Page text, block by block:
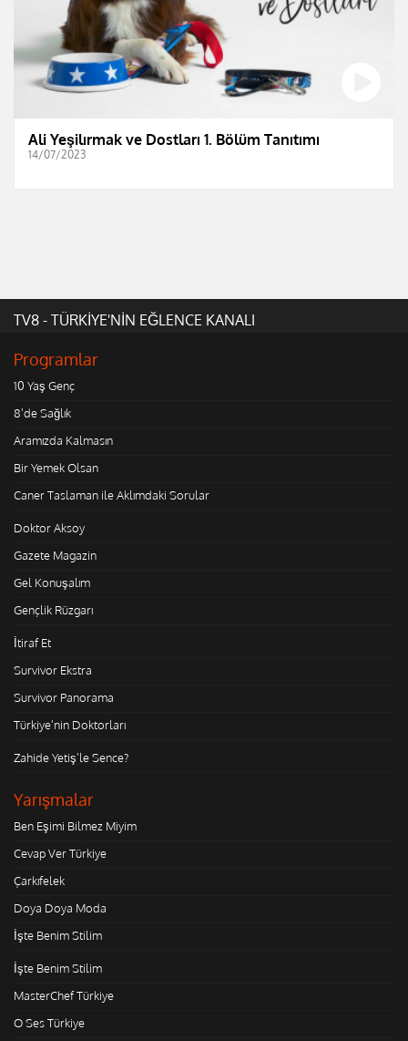
Ali Yeşilırmak ve Dostları 1. Bölüm Tanıtımı
14/07/2023
TV8 - TÜRKİYE'NİN EĞLENCE KANALI
Programlar
10 Yaş Genç
8'de Sağlık
Aramızda Kalmasın
Bir Yemek Olsan
Caner Taslaman ile Aklımdaki Sorular
Doktor Aksoy
Gazete Magazin
Gel Konuşalım
Gençlik Rüzgarı
İtiraf Et
Survivor Ekstra
Survivor Panorama
Türkiye'nin Doktorları
Zahide Yetiş'le Sence?
Yarışmalar
Ben Eşimi Bilmez Miyim
Cevap Ver Türkiye
Çarkıfelek
Doya Doya Moda
İşte Benim Stilim
İşte Benim Stilim
MasterChef Türkiye
O Ses Türkiye